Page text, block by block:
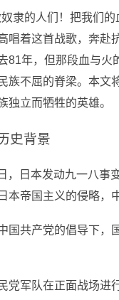
隶的人们！把我们
唱着这首战歌，奔赴
81年，但那段血与
族不屈的脊梁。本文
独立而牺牲的英雄。
史背景
，日本发动九一八事
本帝国主义的侵略，
国共产党的倡导下，
党军队在正面战场进